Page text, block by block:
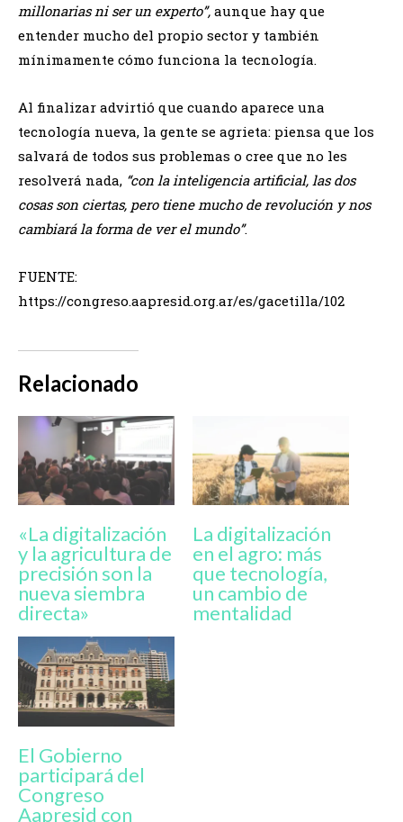
millonarias ni ser un experto”, aunque hay que
entender mucho del propio sector y también
mínimamente cómo funciona la tecnología.
Al finalizar advirtió que cuando aparece una
tecnología nueva, la gente se agrieta: piensa que los
salvará de todos sus problemas o cree que no les
resolverá nada, “con la inteligencia artificial, las dos
cosas son ciertas, pero tiene mucho de revolución y nos
cambiará la forma de ver el mundo”.
FUENTE:
https://congreso.aapresid.org.ar/es/gacetilla/102
Relacionado
«La digitalización
y la agricultura de
precisión son la
nueva siembra
directa»
La digitalización
en el agro: más
que tecnología,
un cambio de
mentalidad
El Gobierno
participará del
Congreso
Aapresid con